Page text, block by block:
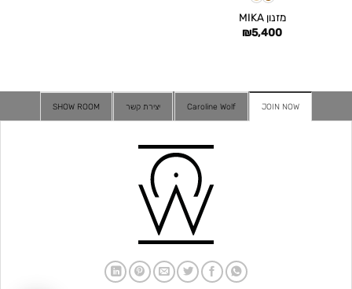
מזנון MIKA
₪5,400
JOIN NOW
Caroline Wolf יצירת קשר SHOW ROOM